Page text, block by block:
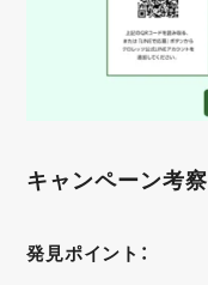
キャンペーン考察
発見ポイント：